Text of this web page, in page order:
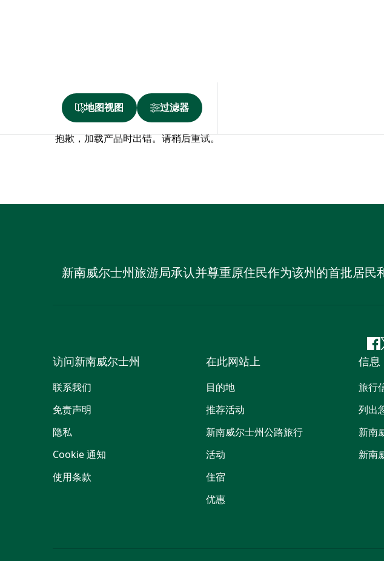
地图视图 过滤器
抱歉，加载产品时出错。请稍后重试。
新南威尔士州旅游局承认并尊重原住民作为该州的首批居
访问新南威尔士州
联系我们
免责声明
隐私
Cookie 通知
使用条款
在此网站上
目的地
推荐活动
新南威尔士州公路旅行
活动
住宿
优惠
信息
旅行
列出
新南
新南